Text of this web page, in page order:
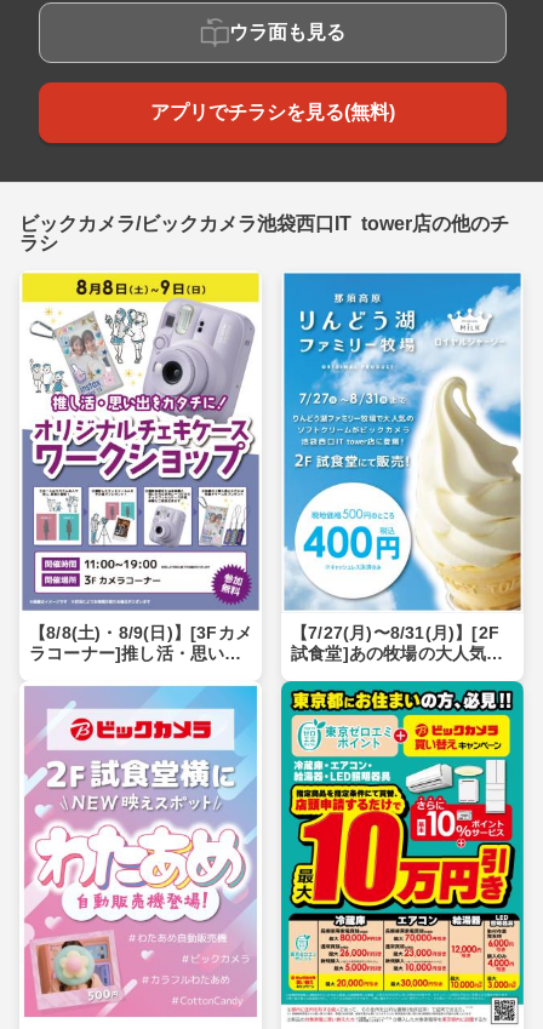
ウラ面も見る
アプリでチラシを見る(無料)
ビックカメラ/ビックカメラ池袋西口IT tower店の他のチ
ラシ
【8/8(土)・8/9(日)】[3Fカメ
ラコーナー]推し活・思い出
ェキケースワークショップ
【池袋西口IT tower店限
定】
【7/27(月)〜8/31(月)】[2F
試食堂]あの牧場の大人気ソ
袋西口IT tower店限定】